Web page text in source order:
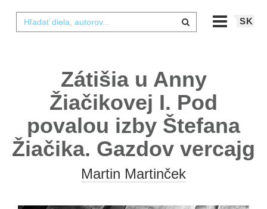
SK
Zátišia u Anny
Žiačikovej I. Pod
povalou izby Štefana
Žiačika. Gazdov vercajg
Martin Martinček